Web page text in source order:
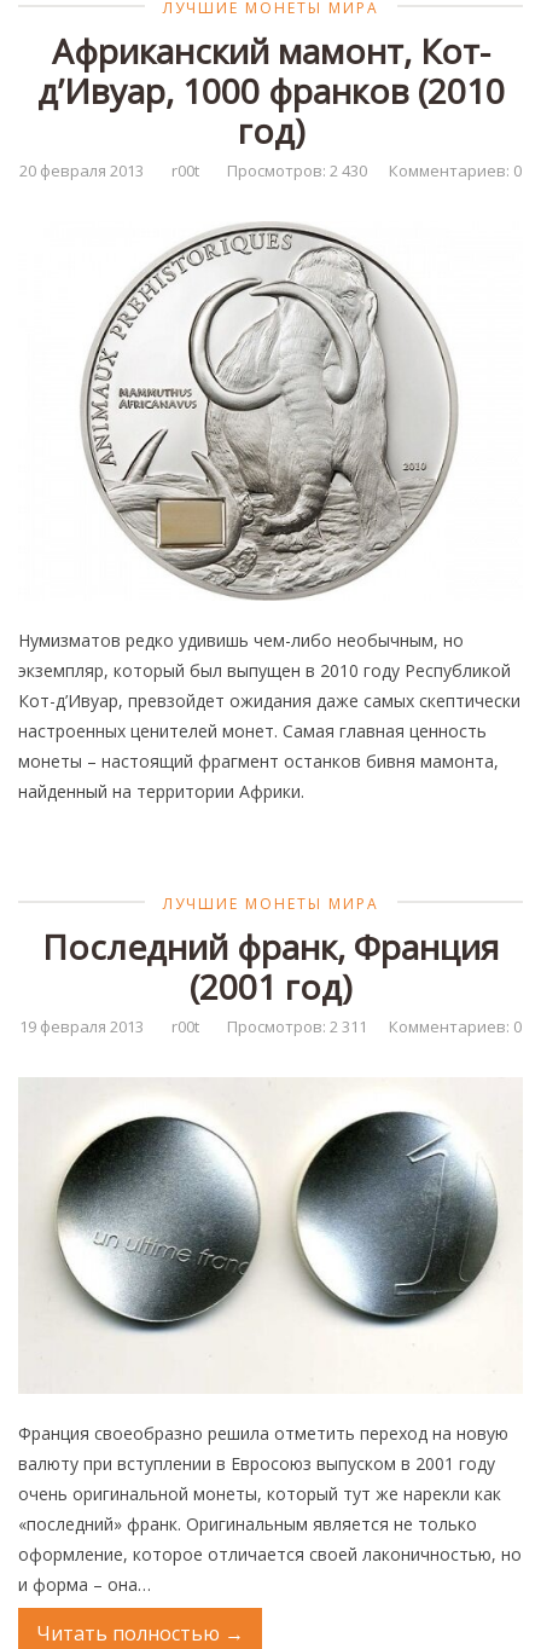
ЛУЧШИЕ МОНЕТЫ МИРА
Африканский мамонт, Кот-
д’Ивуар, 1000 франков (2010
год)
20 февраля 2013 r00t Просмотров: 2 430 Комментариев: 0
Нумизматов редко удивишь чем-либо необычным, но
экземпляр, который был выпущен в 2010 году Республикой
Кот-д’Ивуар, превзойдет ожидания даже самых скептически
настроенных ценителей монет. Самая главная ценность
монеты – настоящий фрагмент останков бивня мамонта,
найденный на территории Африки.
ЛУЧШИЕ МОНЕТЫ МИРА
Последний франк, Франция
(2001 год)
19 февраля 2013 r00t Просмотров: 2 311 Комментариев: 0
Франция своеобразно решила отметить переход на новую
валюту при вступлении в Евросоюз выпуском в 2001 году
очень оригинальной монеты, который тут же нарекли как
«последний» франк. Оригинальным является не только
оформление, которое отличается своей лаконичностью, но
и форма – она…
Читать полностью →